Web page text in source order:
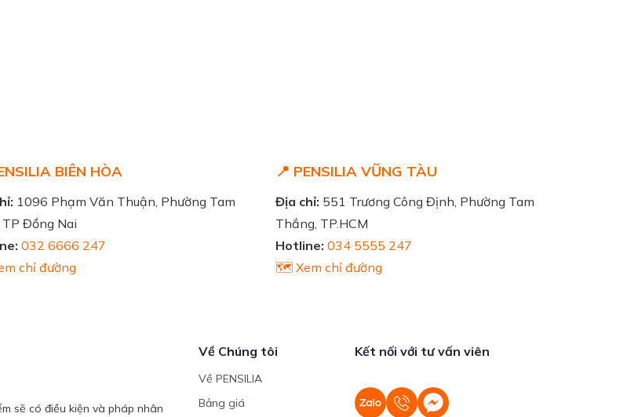
BIÊN HÒA
1096 Phạm Văn Thuận, Phường Tam
TP Đồng Nai
032 6666 247
chỉ đường
📍 PENSILIA VŨNG TÀU
Địa chỉ: 551 Trương Công Định, Phường Tam
Thắng, TP.HCM
Hotline: 034 5555 247
🗺️ Xem chỉ đường
sẽ có điều kiện và pháp nhân
Về Chúng tôi
Về PENSILIA
Bảng giá
Kết nối với tư vấn viên